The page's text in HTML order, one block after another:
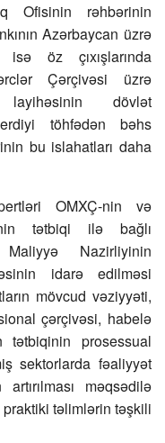
Ofisinin rəhbərinin
Azərbaycan üzrə
öz çıxışlarında
Çərçivəsi üzrə
layihəsinin dövlət
töhfədən bəhs
bu islahatları daha
OMXÇ-nin və
tətbiqi ilə bağlı
Nazirliyinin
idarə edilməsi
mövcud vəziyyəti,
çərçivəsi, habelə
tətbiqinin prosessual
sektorlarda fəaliyyət
məqsədilə
təlimlərin təşkili